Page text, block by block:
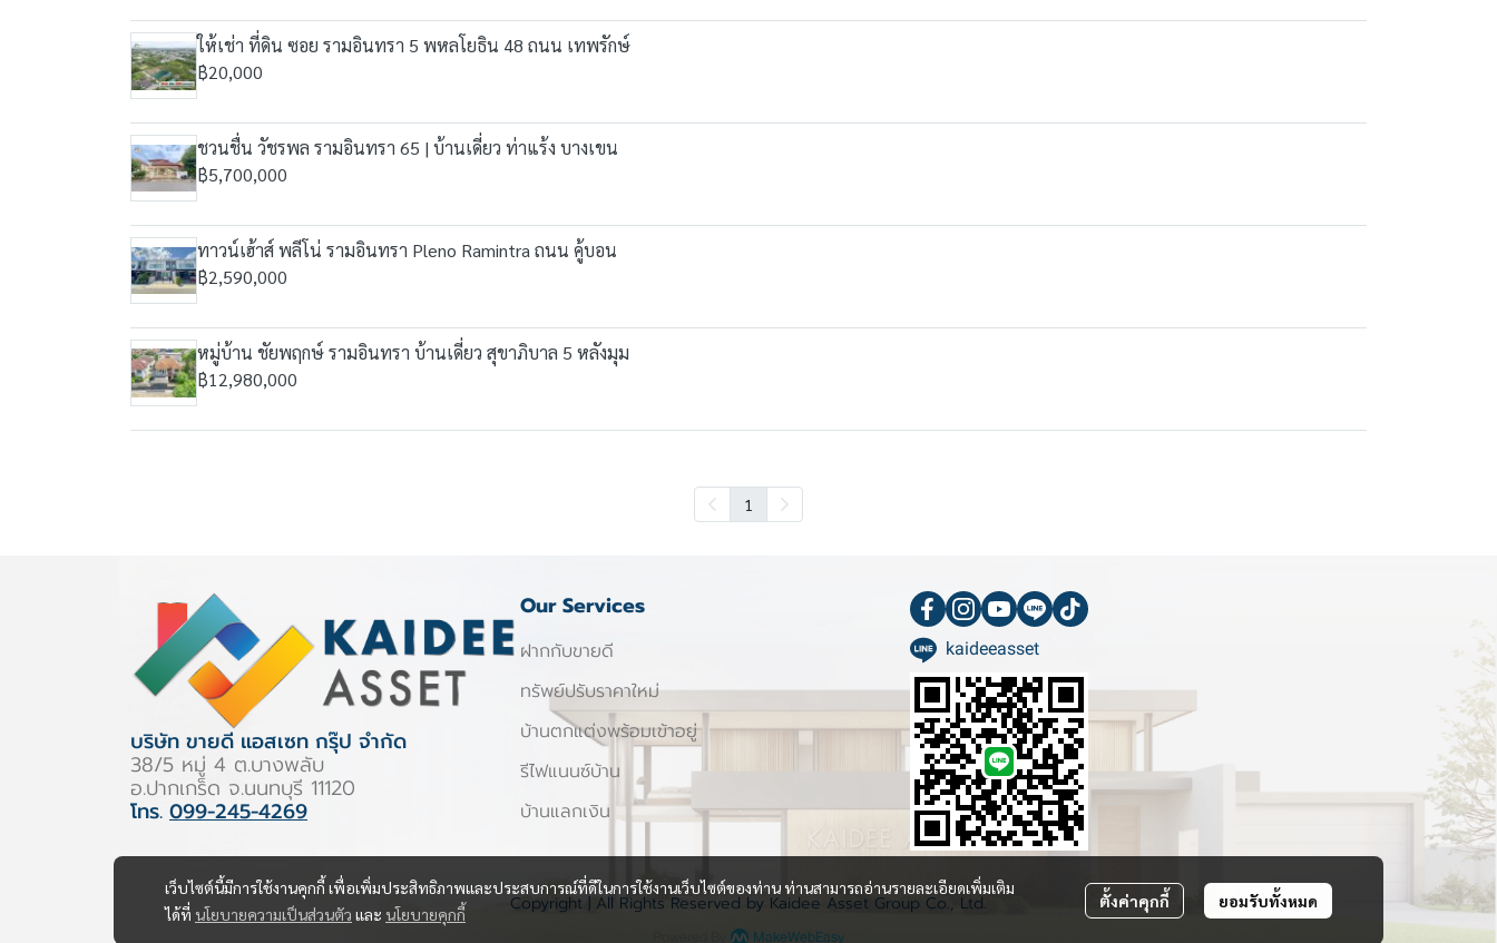
ให้เช่า ที่ดิน ซอย รามอินทรา 5 พหลโยธิน 48 ถนน เทพรักษ์
฿20,000
ชวนชื่น วัชรพล รามอินทรา 65 | บ้านเดี่ยว ท่าแร้ง บางเขน
฿5,700,000
ทาวน์เฮ้าส์ พลีโน่ รามอินทรา Pleno Ramintra ถนน คู้บอน
฿2,590,000
หมู่บ้าน ชัยพฤกษ์ รามอินทรา บ้านเดี่ยว สุขาภิบาล 5 หลังมุม
฿12,980,000
1
เว็บไซต์นี้มีการใช้งานคุกกี้ เพื่อเพิ่มประสิทธิภาพและประสบการณ์ที่ดีในการใช้งานเว็บไซต์ของท่าน ท่านสามารถอ่านรายละเอียดเพิ่มเติม
ได้ที่ นโยบายความเป็นส่วนตัว และ นโยบายคุกกี้
ตั้งค่าคุกกี้ ยอมรับทั้งหมด
บริษัท ขายดี แอสเซท กรุ๊ป จำกัด
38/5 หมู่ 4 ต.บางพลับ
อ.ปากเกร็ด จ.นนทบุรี 11120
โทร. 099-245-4269
Our Services
ฝากกับขายดี
ทรัพย์ปรับราคาใหม่
บ้านตกแต่งพร้อมเข้าอยู่
รีไฟแนนซ์บ้าน
บ้านแลกเงิน
kaideeasset
Copyright | All Rights Reserved by Kaidee Asset Group Co., Ltd.
MakeWebEasy